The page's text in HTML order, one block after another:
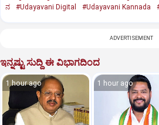
ನ
#Udayavani Digital #Udayavani Kannada
ADVERTISEMENT
ಇನ್ನಷ್ಟು ಸುದ್ದಿ ಈ ವಿಭಾಗದಿಂದ
1 hour ago 1 hour ago